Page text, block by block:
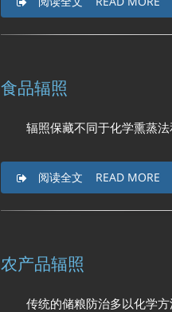
食品辐照
辐照保藏不同于化学熏蒸法
阅读全文 READ MORE
农产品辐照
传统的储粮防治多以化学方法